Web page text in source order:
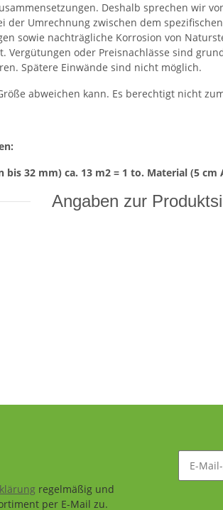
Deshalb sprechen wir
der Umrechnung zwischen dem
sowie nachträgliche Korrosion von
Vergütungen oder Preisnachlässe sind
Spätere Einwände sind nicht möglich.
abweichen kann. Es berechtigt nicht
32 mm) ca. 13 m2 = 1 to. Material (5
Angaben zur
regelmäßig und
per E-Mail zu.